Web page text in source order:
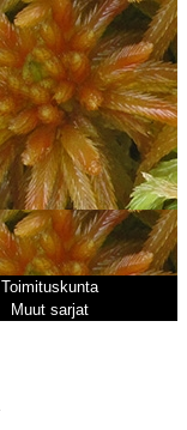
Toimituskunta
Muut sarjat